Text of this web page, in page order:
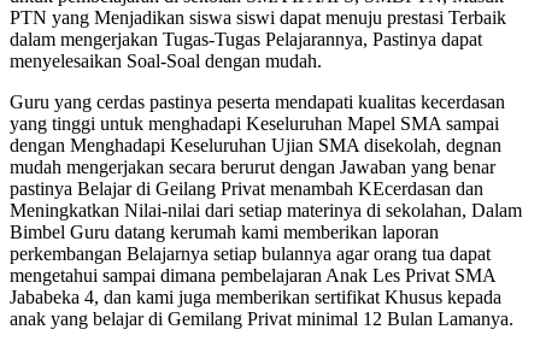
PTN yang Menjadikan siswa siswi dapat menuju prestasi Terbaik
dalam mengerjakan Tugas-Tugas Pelajarannya, Pastinya dapat
menyelesaikan Soal-Soal dengan mudah.
Guru yang cerdas pastinya peserta mendapati kualitas kecerdasan
yang tinggi untuk menghadapi Keseluruhan Mapel SMA sampai
dengan Menghadapi Keseluruhan Ujian SMA disekolah, degnan
mudah mengerjakan secara berurut dengan Jawaban yang benar
pastinya Belajar di Geilang Privat menambah KEcerdasan dan
Meningkatkan Nilai-nilai dari setiap materinya di sekolahan, Dalam
Bimbel Guru datang kerumah kami memberikan laporan
perkembangan Belajarnya setiap bulannya agar orang tua dapat
mengetahui sampai dimana pembelajaran Anak Les Privat SMA
Jababeka 4, dan kami juga memberikan sertifikat Khusus kepada
anak yang belajar di Gemilang Privat minimal 12 Bulan Lamanya.